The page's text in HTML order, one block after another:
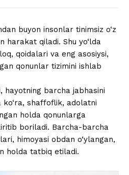
buyon insonlar tinimsiz o‘z
harakat qiladi. Shu yo‘lda
qoidalari va eng asosiysi,
qonunlar tizimini ishlab
hayotning barcha jabhasini
shaffoflik, adolatni
holda qonunlarga
boriladi. Barcha-barcha
himoyasi obdan o‘ylangan,
holda tatbiq etiladi.